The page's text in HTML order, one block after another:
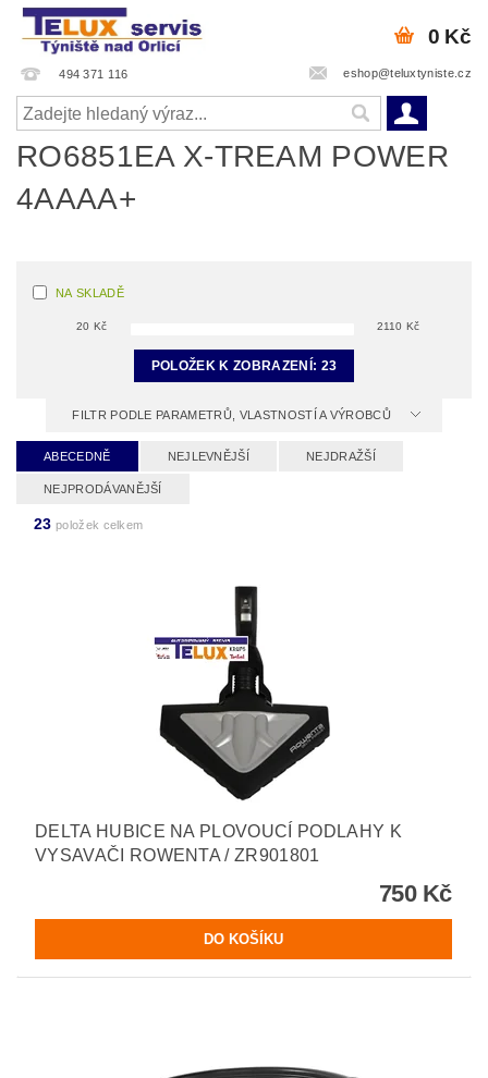
494 371 116 eshop@teluxtyniste.cz
0 Kč
RO6851EA X-TREAM POWER
4AAAA+
NA SKLADĚ
20 Kč 2110 Kč
POLOŽEK K ZOBRAZENÍ: 23
FILTR PODLE PARAMETRŮ, VLASTNOSTÍ A VÝROBCŮ
ABECEDNĚ NEJLEVNĚJŠÍ NEJDRAŽŠÍ
NEJPRODÁVANĚJŠÍ
23 položek celkem
DELTA HUBICE NA PLOVOUCÍ PODLAHY K
VYSAVAČI ROWENTA / ZR901801
750 Kč